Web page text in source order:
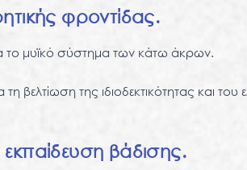
φροντίδας.
το μυϊκό σύστημα των κάτω άκρων.
βελτίωση της ιδιοδεκτικότητας και του
βάδισης.